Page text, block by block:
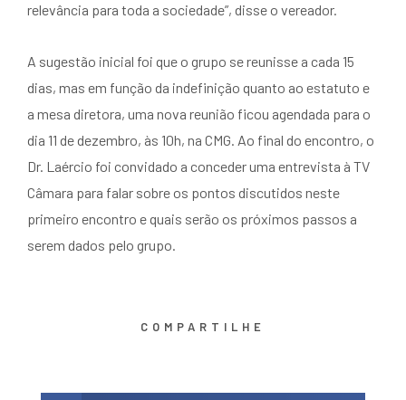
relevância para toda a sociedade”, disse o vereador.
A sugestão inicial foi que o grupo se reunisse a cada 15
dias, mas em função da indefinição quanto ao estatuto e
a mesa diretora, uma nova reunião ficou agendada para o
dia 11 de dezembro, às 10h, na CMG. Ao final do encontro, o
Dr. Laércio foi convidado a conceder uma entrevista à TV
Câmara para falar sobre os pontos discutidos neste
primeiro encontro e quais serão os próximos passos a
serem dados pelo grupo.
COMPARTILHE